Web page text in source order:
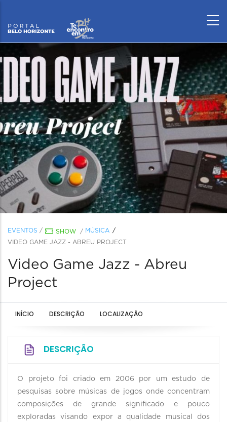
EVENTOS / SHOW / MÚSICA
VIDEO GAME JAZZ - ABREU PROJECT
Video Game Jazz - Abreu
Project
INÍCIO DESCRIÇÃO LOCALIZAÇÃO
DESCRIÇÃO
O projeto foi criado em 2006 por um estudo de
pesquisas sobre músicas de jogos onde concentram
composições de grande significado e pouco
exploradas visando expor a qualidade musical dos